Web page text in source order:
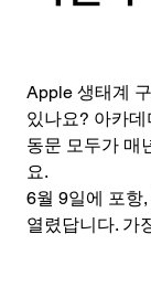
Apple 생태계
있나요? 아카
동문 모두가 매
요.
6월 9일에 포항
열렸답니다. 가